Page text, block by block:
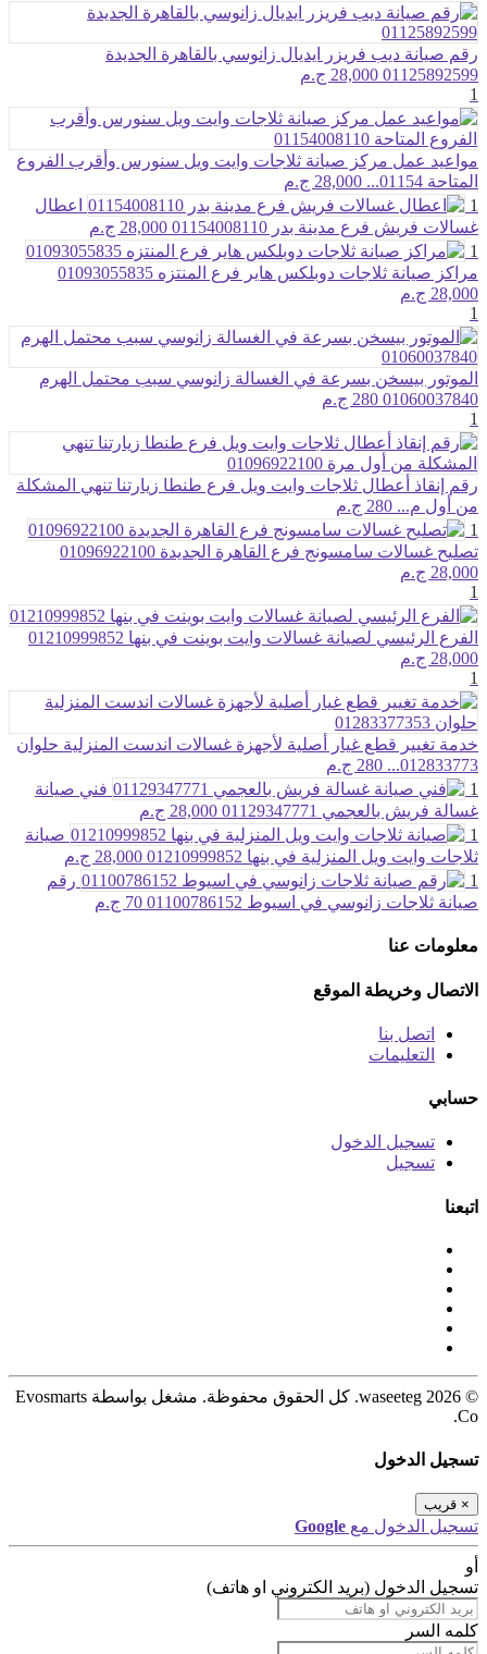
رقم صيانة ديب فريزر ايديال زانوسي بالقاهرة الجديدة
01125892599 28,000 ج.م
1
مواعيد عمل مركز صيانة ثلاجات وايت ويل سنورس وأقرب الفروع
المتاحة 01154...
28,000 ج.م
1
اعطال
غسالات فريش فرع مدينة بدر 01154008110
28,000 ج.م
1
مراكز صيانة ثلاجات دوبلكس هاير فرع المنتزه 01093055835
28,000 ج.م
1
الموتور بيسخن بسرعة في الغسالة زانوسي سبب محتمل الهرم
01060037840 280 ج.م
1
رقم إنقاذ أعطال ثلاجات وايت ويل فرع طنطا زيارتنا تنهي المشكلة
من أول م... 280 ج.م
1
تصليح غسالات سامسونج فرع القاهرة الجديدة 01096922100
28,000 ج.م
1
الفرع الرئيسي لصيانة غسالات وايت بوينت في بنها 01210999852
28,000 ج.م
1
خدمة تغيير قطع غيار أصلية لأجهزة غسالات اندست المنزلية حلوان
012833773...
280 ج.م
1
فني صيانة
غسالة فريش بالعجمي 01129347771
28,000 ج.م
1
صيانة
ثلاجات وايت ويل المنزلية في بنها 01210999852
28,000 ج.م
1
رقم
صيانة ثلاجات زانوسي في اسيوط 01100786152
70 ج.م
معلومات عنا
الاتصال وخريطة الموقع
اتصل بنا
التعليمات
حسابي
تسجيل الدخول
تسجيل
اتبعنا
© 2026 waseeteg. كل الحقوق محفوظة. مشغل بواسطة Evosmarts
Co.
تسجيل الدخول
× قريب
تسجيل الدخول مع Google
أو
تسجيل الدخول (بريد الكتروني او هاتف)
كلمه السر